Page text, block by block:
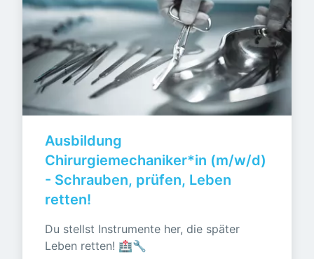
Ausbildung
Chirurgiemechaniker*in (m/w/d)
- Schrauben, prüfen, Leben
retten!
Du stellst Instrumente her, die später
Leben retten! 🏥🔧